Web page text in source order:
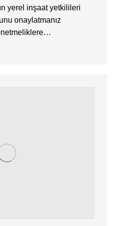
yerel inşaat yetkilileri
onaylatmanız